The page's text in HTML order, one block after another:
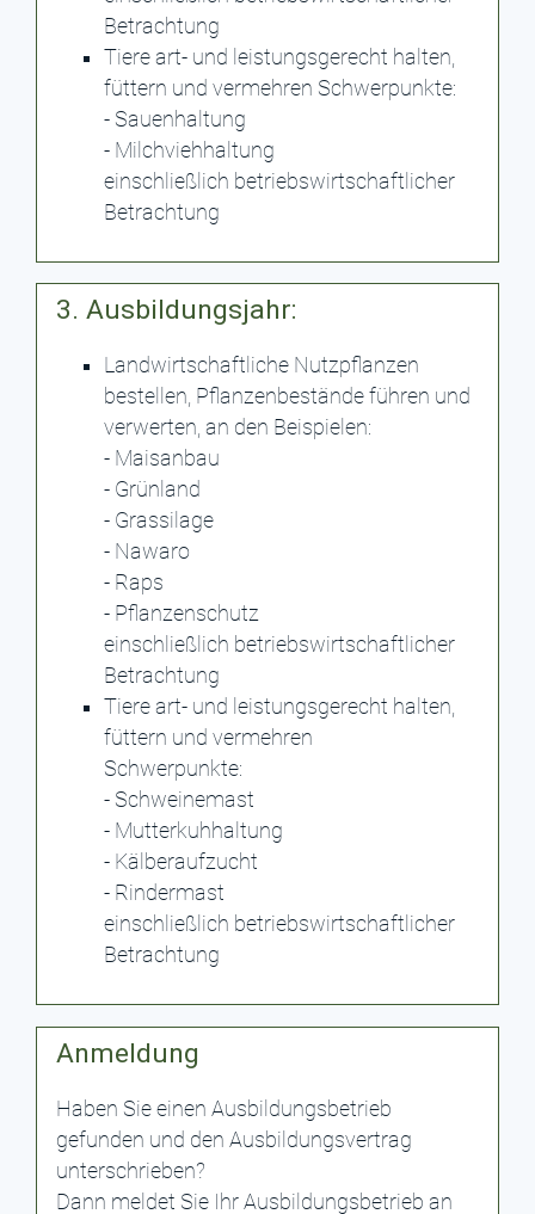
Betrachtung
Tiere art- und leistungsgerecht halten,
füttern und vermehren Schwerpunkte:
- Sauenhaltung
- Milchviehhaltung
einschließlich betriebswirtschaftlicher
Betrachtung
3. Ausbildungsjahr:
Landwirtschaftliche Nutzpflanzen
bestellen, Pflanzenbestände führen und
verwerten, an den Beispielen:
- Maisanbau
- Grünland
- Grassilage
- Nawaro
- Raps
- Pflanzenschutz
einschließlich betriebswirtschaftlicher
Betrachtung
Tiere art- und leistungsgerecht halten,
füttern und vermehren
Schwerpunkte:
- Schweinemast
- Mutterkuhhaltung
- Kälberaufzucht
- Rindermast
einschließlich betriebswirtschaftlicher
Betrachtung
Anmeldung
Haben Sie einen Ausbildungsbetrieb
gefunden und den Ausbildungsvertrag
unterschrieben?
Dann meldet Sie Ihr Ausbildungsbetrieb an